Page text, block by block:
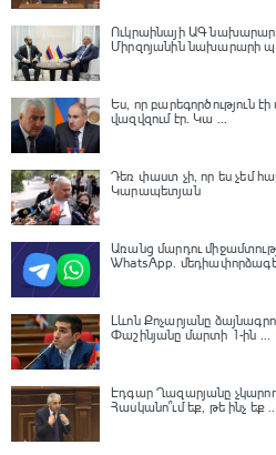
Ուկրաինայի ԱԳ
Միրզոյանին նախարարի
Ես, որ բարեգործություն
վազվզում էր․ Կա ...
Դեռ փաստ չի, որ ես չեմ
Կարապետյան
Առանց մարդու
WhatsApp․
Լևոն Քոչարյանը
Փաշինյանը մարտի 1-ին ...
Էդգար Ղազարյանը
Հասկանո՞ւմ եք, թե ինչ եք ...